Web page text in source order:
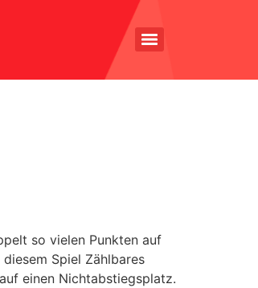
so vielen Punkten auf
Spiel Zählbares
einen Nichtabstiegsplatz.